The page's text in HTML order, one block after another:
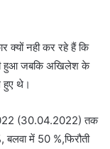
क्यों नही कर रहे हैं कि
हुआ जबकि अखिलेश के
थे।
2022 (30.04.2022) तक
में 50 %,फिरौती